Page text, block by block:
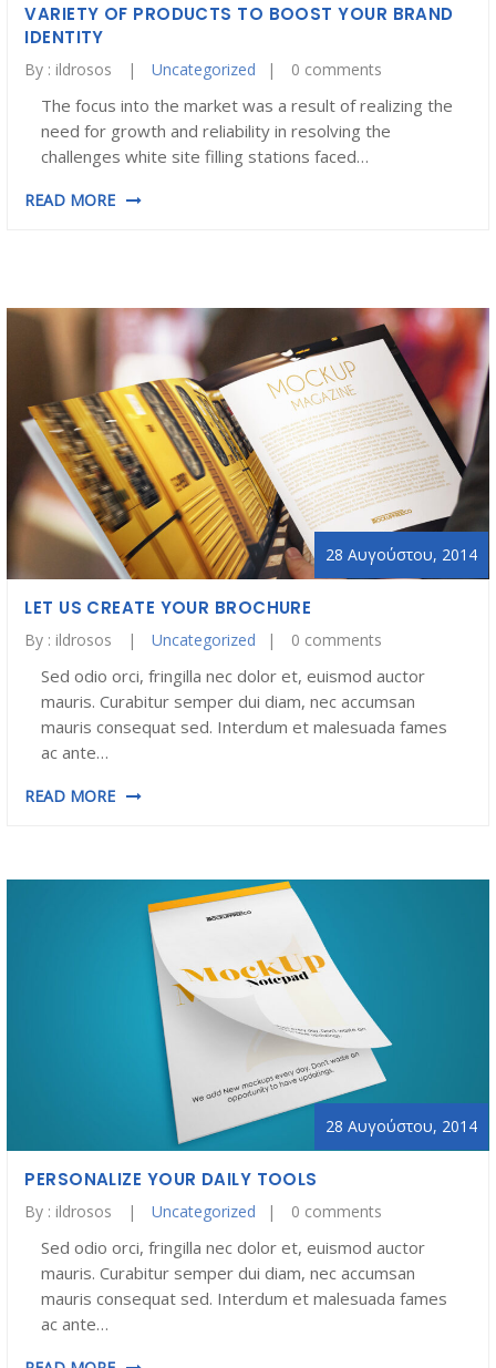
VARIETY OF PRODUCTS TO BOOST YOUR BRAND
IDENTITY
By : ildrosos Uncategorized 0 comments
The focus into the market was a result of realizing the
need for growth and reliability in resolving the
challenges white site filling stations faced…
READ MORE
28 Αυγούστου, 2014
LET US CREATE YOUR BROCHURE
By : ildrosos Uncategorized 0 comments
Sed odio orci, fringilla nec dolor et, euismod auctor
mauris. Curabitur semper dui diam, nec accumsan
mauris consequat sed. Interdum et malesuada fames
ac ante…
READ MORE
28 Αυγούστου, 2014
PERSONALIZE YOUR DAILY TOOLS
By : ildrosos Uncategorized 0 comments
Sed odio orci, fringilla nec dolor et, euismod auctor
mauris. Curabitur semper dui diam, nec accumsan
mauris consequat sed. Interdum et malesuada fames
ac ante…